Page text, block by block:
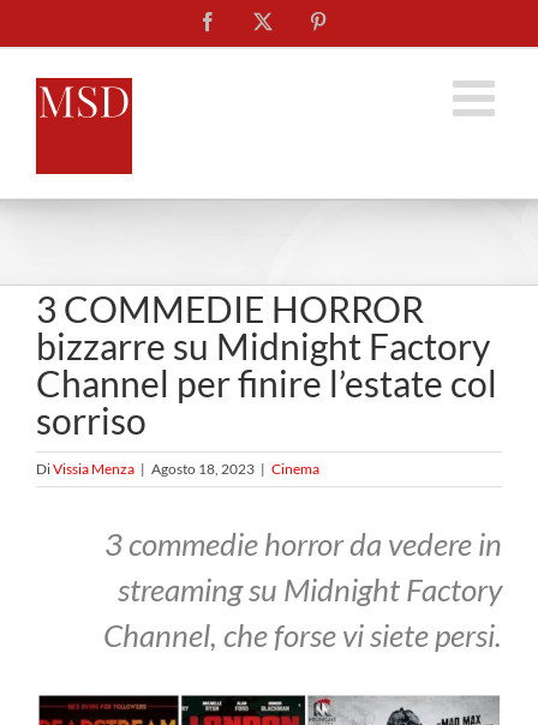
al
contenuto
Facebook
3 COMMEDIE HORROR
bizzarre su Midnight Factory
Channel per finire l’estate col
sorriso
DiVissia Menza | Agosto 18, 2023 | Cinema
3 commedie horror da vedere in
streaming su Midnight Factory
Channel, che forse vi siete persi.